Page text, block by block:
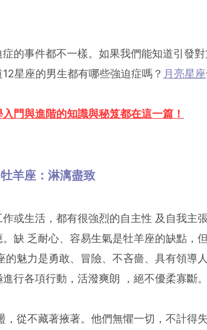
的事件都不一樣。如果我們能知道引發
星座的男生都有哪些強迫症嗎？ 月亮星座
門與進階的知識與秘笈都在這一篇！
牡羊座：淋漓盡致
或生活，都有很強烈的自主性 及自我主
缺 乏耐心、容易生氣是牡羊座的缺點，
魅力是勇敢、冒險、不吝嗇、具有領導
行各項行動，活潑爽朗 ，絕不優柔寡斷。
從不藏著掖著。他們無懼一切，不計得